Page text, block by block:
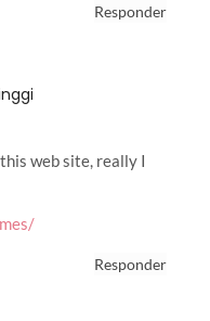
Responder
web site, really I
Responder